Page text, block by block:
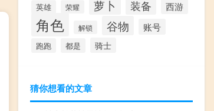
英雄 荣耀 萝卜 装备 西游
角色 解锁 谷物 账号
跑跑 都是 骑士
猜你想看的文章